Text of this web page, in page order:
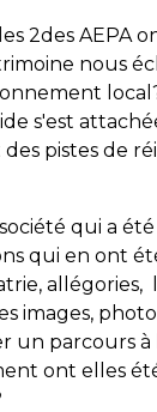
2des AEPA
nous
s'est
des pistes de
qui a
qui en ont
allégories,
images,
un parcours
ont elles